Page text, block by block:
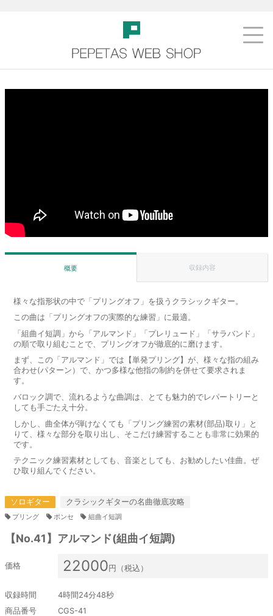
概要 収録内容
様々な指形状の中で「プリングオフ」を扱うクラシックギター。
この曲は「プリングオフの実際的な練習」に最適。
「組曲イ短調」から「アルマンド」「プレリュード」「サラバンド」
の順で取り組むことで、プリングオフが徹底的に磨けます。
まず、この「アルマンド」では【単発プリング】が、様々な指の組み
合わせ(パターン）で、かつ多様な他指の制約を併せて要求されま
す。
バロック調で、流れるような曲調は、とても魅力的でレパートリーと
しても手ごたえ十分。
しかし、曲全体が弾けなくても「プリング練習の素材(部品)取り」と
りて、様々な部分を取り出し、そこだけ練習することも非常に効果的
です。
テクニック練習素材としても、音楽としても、お勧めしたい佳曲。ぜ
ひ取り組んでください。
ソロギター クラシックギターの名曲徹底攻略
プリング ポンセ 組曲イ短調
【No.41】アルマンド(組曲イ短調)
価格 22000円（税込）
収録時間
4時間24分48秒
商品番号
CGS-41